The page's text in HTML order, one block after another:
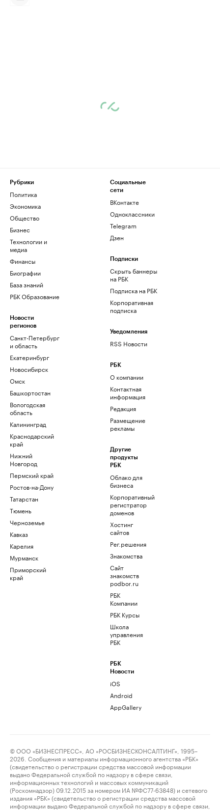
Рубрики
Политика
Экономика
Общество
Бизнес
Технологии и
медиа
Финансы
Биографии
База знаний
РБК Образование
Новости
регионов
Санкт-Петербург
и область
Екатеринбург
Новосибирск
Омск
Башкортостан
Вологодская
область
Калининград
Краснодарский
край
Нижний
Новгород
Пермский край
Ростов-на-Дону
Татарстан
Тюмень
Черноземье
Кавказ
Карелия
Мурманск
Приморский
край
Социальные
сети
ВКонтакте
Одноклассники
Telegram
Дзен
Подписки
Скрыть баннеры
на РБК
Подписка на РБК
Корпоративная
подписка
Уведомления
RSS Новости
РБК
О компании
Контактная
информация
Редакция
Размещение
рекламы
Другие
продукты
РБК
Облако для
бизнеса
Корпоративный
регистратор
доменов
Хостинг
сайтов
Рег.решения
Знакомства
Сайт
знакомств
podbor.ru
РБК
Компании
РБК Курсы
Школа
управления
РБК
РБК
Новости
iOS
Android
AppGallery
© ООО «БИЗНЕСПРЕСС», АО «РОСБИЗНЕСКОНСАЛТИНГ», 1995–
2026. Сообщения и материалы информационного агентства «РБК»
(свидетельство о регистрации средства массовой информации
выдано Федеральной службой по надзору в сфере связи,
информационных технологий и массовых коммуникаций
(Роскомнадзор) 09.12.2015 за номером ИА №ФС77-63848) и сетевого
издания «РБК» (свидетельство о регистрации средства массовой
информации выдано Федеральной службой по надзору в сфере связи,